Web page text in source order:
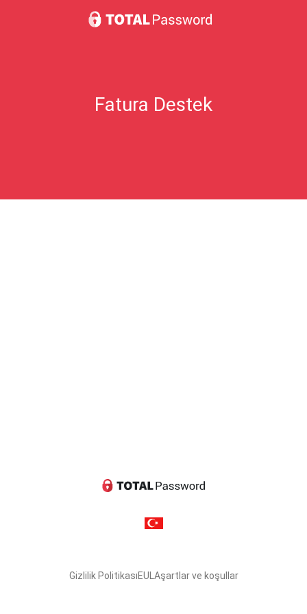
Fatura Destek
Sanırım benden fazla ücret almışlar?
Gizlilik PolitikasıEULAşartlar ve koşullar